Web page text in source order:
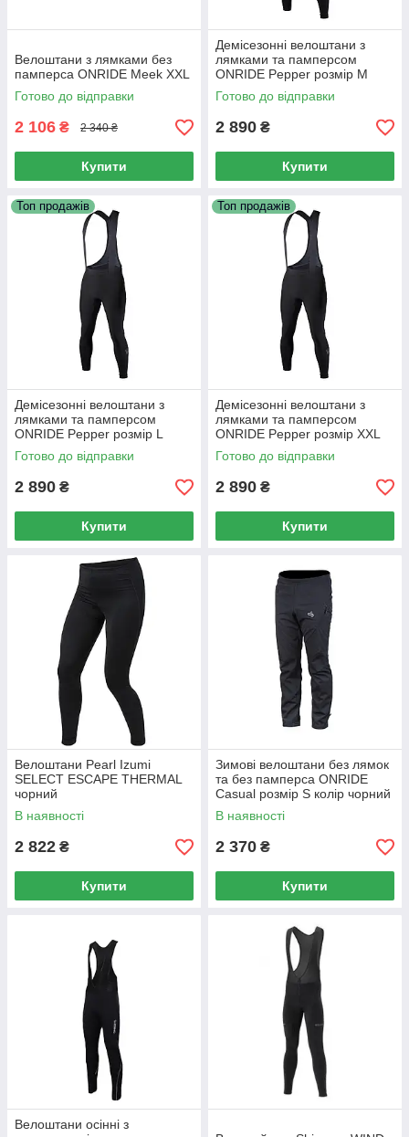
Велоштани з лямками без
памперса ONRIDE Meek XXL
Готово до відправки
2 106 ₴ 2 340 ₴
Купити
Демісезонні велоштани з
лямками та памперсом
ONRIDE Pepper розмір M
колір чорний
Готово до відправки
2 890 ₴
Купити
Топ продажів
Демісезонні велоштани з
лямками та памперсом
ONRIDE Pepper розмір L
колір чорний
Готово до відправки
2 890 ₴
Купити
Топ продажів
Демісезонні велоштани з
лямками та памперсом
ONRIDE Pepper розмір XXL
колір чорний
Готово до відправки
2 890 ₴
Купити
Велоштани Pearl Izumi
SELECT ESCAPE THERMAL
чорний
В наявності
2 822 ₴
Купити
Зимові велоштани без лямок
та без памперса ONRIDE
Casual розмір S колір чорний
XS
В наявності
2 370 ₴
Купити
Велоштани осінні з